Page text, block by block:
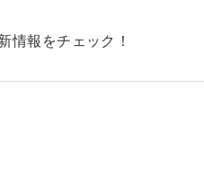
情報をチェック！